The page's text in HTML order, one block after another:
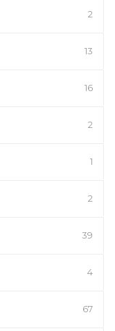
2
13
16
2
1
2
39
4
67